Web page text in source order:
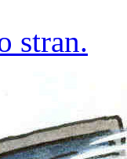
stran.